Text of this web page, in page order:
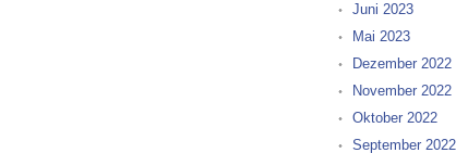
Juni 2023
Mai 2023
Dezember 2022
November 2022
Oktober 2022
September 2022